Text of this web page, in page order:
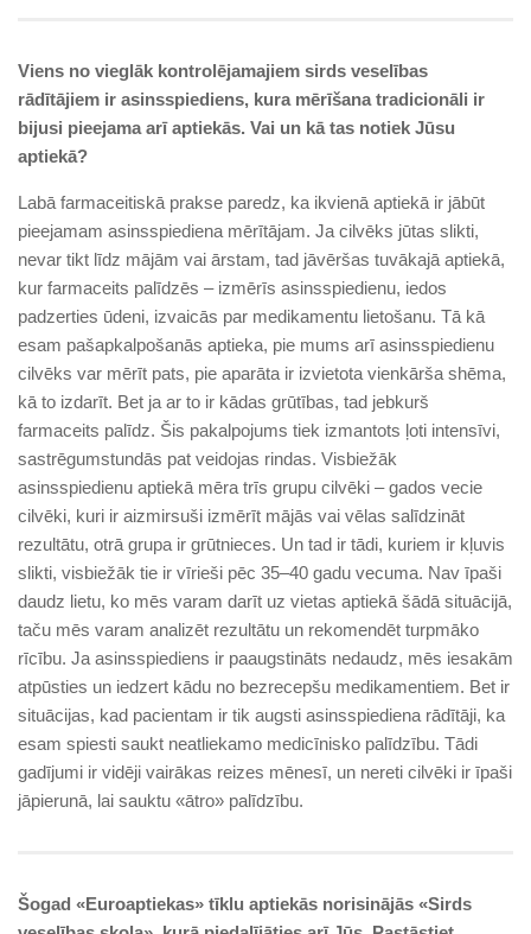
Viens no vieglāk kontrolējamajiem sirds veselības
rādītājiem ir asinsspiediens, kura mērīšana tradicionāli ir
bijusi pieejama arī aptiekās. Vai un kā tas notiek Jūsu
aptiekā?
Labā farmaceitiskā prakse paredz, ka ikvienā aptiekā ir jābūt
pieejamam asinsspiediena mērītājam. Ja cilvēks jūtas slikti,
nevar tikt līdz mājām vai ārstam, tad jāvēršas tuvākajā aptiekā,
kur farmaceits palīdzēs – izmērīs asinsspiedienu, iedos
padzerties ūdeni, izvaicās par medikamentu lietošanu. Tā kā
esam pašapkalpošanās aptieka, pie mums arī asinsspiedienu
cilvēks var mērīt pats, pie aparāta ir izvietota vienkārša shēma,
kā to izdarīt. Bet ja ar to ir kādas grūtības, tad jebkurš
farmaceits palīdz. Šis pakalpojums tiek izmantots ļoti intensīvi,
sastrēgumstundās pat veidojas rindas. Visbiežāk
asinsspiedienu aptiekā mēra trīs grupu cilvēki – gados vecie
cilvēki, kuri ir aizmirsuši izmērīt mājās vai vēlas salīdzināt
rezultātu, otrā grupa ir grūtnieces. Un tad ir tādi, kuriem ir kļuvis
slikti, visbiežāk tie ir vīrieši pēc 35–40 gadu vecuma. Nav īpaši
daudz lietu, ko mēs varam darīt uz vietas aptiekā šādā situācijā,
taču mēs varam analizēt rezultātu un rekomendēt turpmāko
rīcību. Ja asinsspiediens ir paaugstināts nedaudz, mēs iesakām
atpūsties un iedzert kādu no bezrecepšu medikamentiem. Bet ir
situācijas, kad pacientam ir tik augsti asinsspiediena rādītāji, ka
esam spiesti saukt neatliekamo medicīnisko palīdzību. Tādi
gadījumi ir vidēji vairākas reizes mēnesī, un nereti cilvēki ir īpaši
jāpierunā, lai sauktu «ātro» palīdzību.
Šogad «Euroaptiekas» tīklu ap­tiekās norisinājās «Sirds